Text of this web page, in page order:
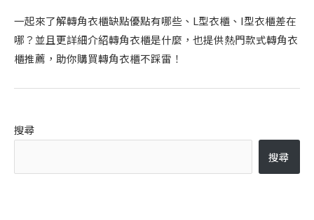
一起來了解轉角衣櫃缺點優點有哪些、L型衣櫃、I型衣櫃差在
哪？並且更詳細介紹轉角衣櫃是什麼，也提供熱門款式轉角衣
櫃推薦，助你購買轉角衣櫃不踩雷！
搜尋
搜尋